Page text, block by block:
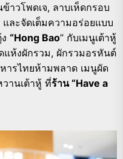
าวโพดเจ, ลาบเห็ดกรอบ
และจัดเต็มความอร่อยแบบ
“Hong Bao” กับเมนูเต้าหู้
แห้งผักรวม, ผักรวมอรหันต์
ารไทยห้ามพลาด เมนูผัด
วานเต้าหู้ ที่ร้าน “Have a